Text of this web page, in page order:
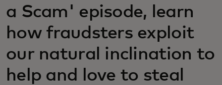
a Scam' episode, learn
how fraudsters exploit
our natural inclination to
help and love to steal